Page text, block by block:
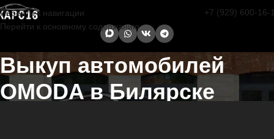
Перейти к навигации
Перейти к основному содержанию
+7 (929) 600-16-
Выкуп автомобилей
OMODA в Билярске